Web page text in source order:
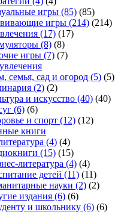
игры (85) (85)
игры (214) (214)
(17) (17)
(8) (8)
игры (7) (7)
семья, сад и огород (5) (5)
(2) (2)
и искусство (40) (40)
(6) (6)
и спорт (12) (12)
книги
(4) (4)
(15) (15)
литература (4) (4)
детей (11) (11)
науки (2) (2)
издания (6) (6)
и школьнику (6) (6)